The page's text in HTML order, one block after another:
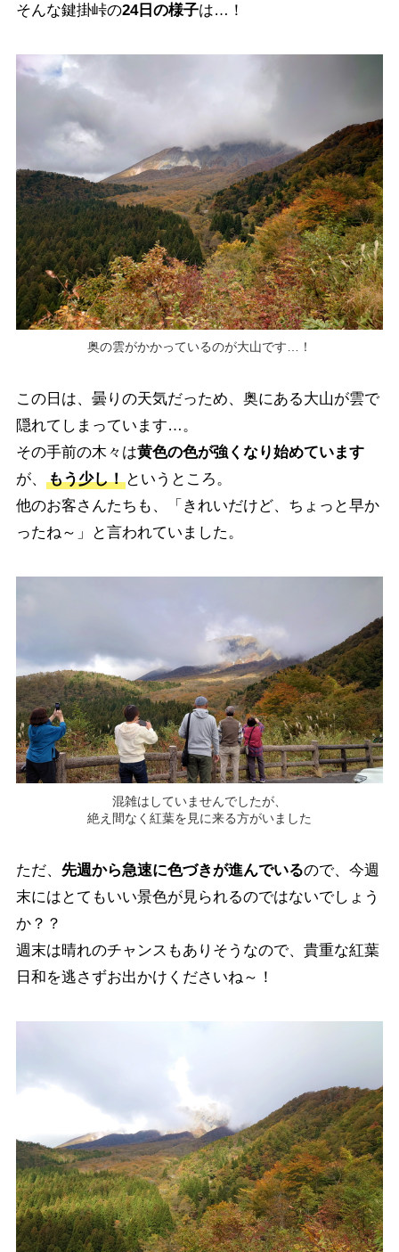
そんな鍵掛峠の24日の様子は…！
奥の雲がかかっているのが大山です…！
この日は、曇りの天気だっため、奥にある大山が雲で
隠れてしまっています…。
その手前の木々は黄色の色が強くなり始めています
が、
もう少し！というところ。
他のお客さんたちも、「きれいだけど、ちょっと早か
ったね～」と言われていました。
混雑はしていませんでしたが、
絶え間なく紅葉を見に来る方がいました
ただ、 先週から急速に色づきが進んでいるので、今週
末にはとてもいい景色が見られるのではないでしょう
か？？
週末は晴れのチャンスもありそうなので、貴重な紅葉
日和を逃さずお出かけくださいね～！